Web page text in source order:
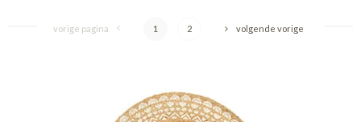
vorige pagina 1 2 volgende vorige